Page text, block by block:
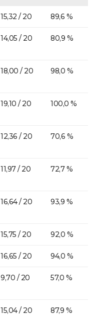
15,32 / 20 89,6 %
14,05 / 20 80,9 %
18,00 / 20 98,0 %
19,10 / 20 100,0 %
12,36 / 20 70,6 %
11,97 / 20 72,7 %
16,64 / 20 93,9 %
15,75 / 20 92,0 %
16,65 / 20 94,0 %
9,70 / 20 57,0 %
15,04 / 20 87,9 %